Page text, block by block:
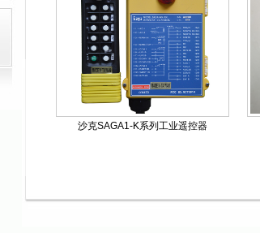
沙克SAGA1-K系列工业遥控器